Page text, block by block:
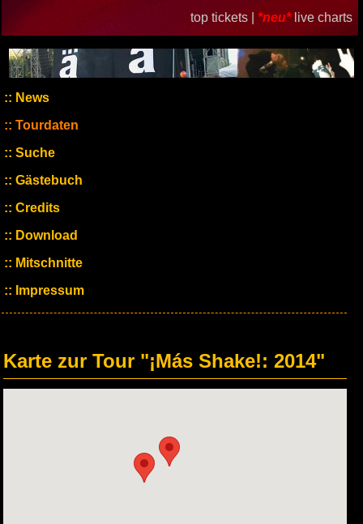
top tickets | *neu* live charts
News
Tourdaten
Suche
Gästebuch
Credits
Download
Mitschnitte
Impressum
Karte zur Tour "¡Más Shake!: 2014"